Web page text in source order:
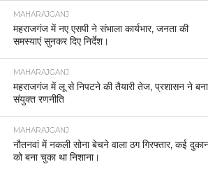
MAHARAJGANJ
महराजगंज में नए एसपी ने संभाला कार्यभार, जनता की
समस्याएं सुनकर दिए निर्देश।
MAHARAJGANJ
महराजगंज में लू से निपटने की तैयारी तेज, प्रशासन ने
संयुक्त रणनीति
MAHARAJGANJ
नौतनवां में नकली सोना बेचने वाला ठग गिरफ्तार, कई
को बना चुका था निशाना।